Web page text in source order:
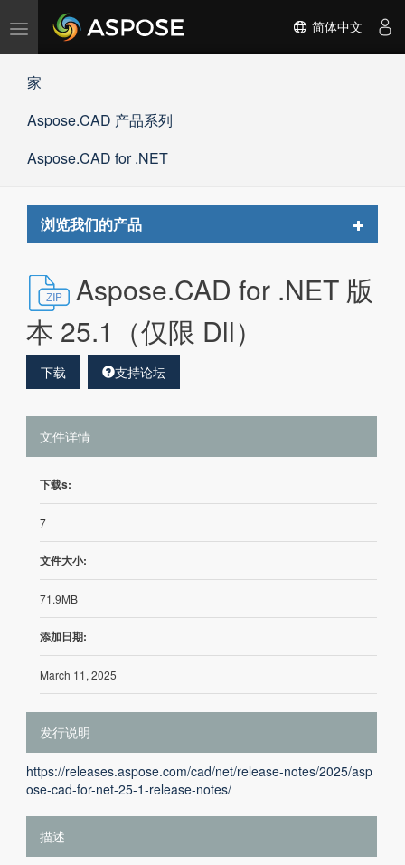
切
航
简体中文
家
Aspose.CAD 产品系列
Aspose.CAD for .NET
浏览我们的产品
Toggle
Aspose.CAD for .NET 版
本 25.1（仅限 Dll）
下载 支持论坛
文件详情
下载s:
7
文件大小:
71.9MB
添加日期:
March 11, 2025
发行说明
https://releases.aspose.com/cad/net/release-notes/2025/asp
ose-cad-for-net-25-1-release-notes/
描述